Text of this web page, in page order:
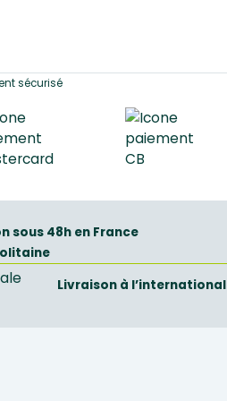
sécurisé
sous 48h en France
Livraison à l’international